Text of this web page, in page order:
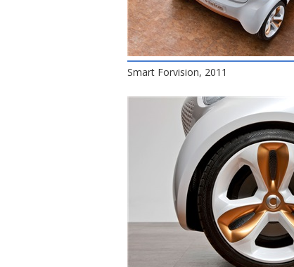
Smart Forvision, 2011